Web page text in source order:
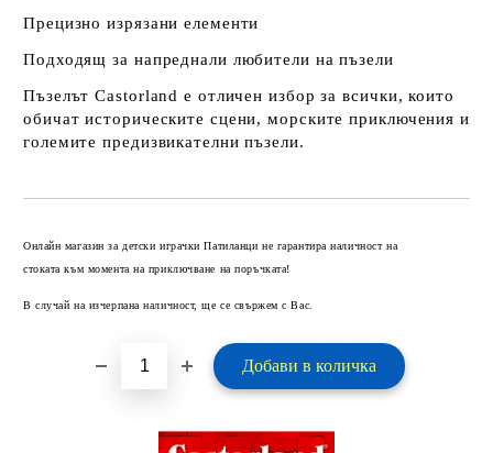
Прецизно изрязани елементи
Подходящ за напреднали любители на пъзели
Пъзелът Castorland е отличен избор за всички, които
обичат историческите сцени, морските приключения и
големите предизвикателни пъзели.
Онлайн магазин за детски играчки Патиланци не гарантира наличност на
стоката към момента на приключване на поръчката!
В случай на изчерпана наличност, ще се свържем с Вас.